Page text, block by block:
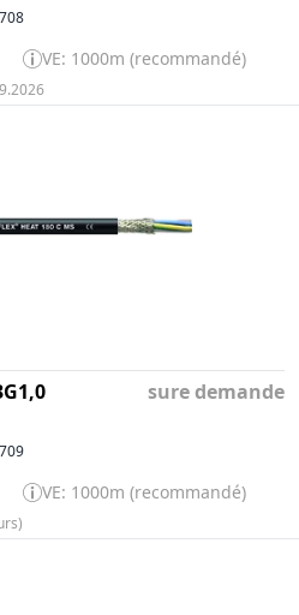
VE: 1000m (recommandé)
sure demande
VE: 1000m (recommandé)